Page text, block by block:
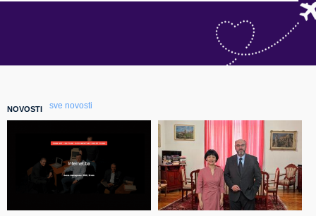
NOVOSTI sve novosti